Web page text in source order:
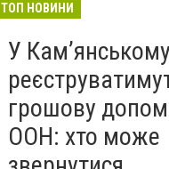
ТОП НОВИНИ
У Кам’янському
грошову
ООН: хто може